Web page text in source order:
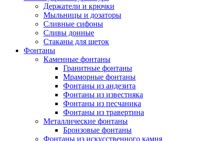
Держатели и крючки
Мыльницы и дозаторы
Сливные сифоны
Сливы донные
Стаканы для щеток
Фонтаны
Каменные фонтаны
Гранитные фонтаны
Мраморные фонтаны
Фонтаны из андезита
Фонтаны из известняка
Фонтаны из песчаника
Фонтаны из травертина
Металлические фонтаны
Бронзовые фонтаны
Фонтаны из искусственного камня